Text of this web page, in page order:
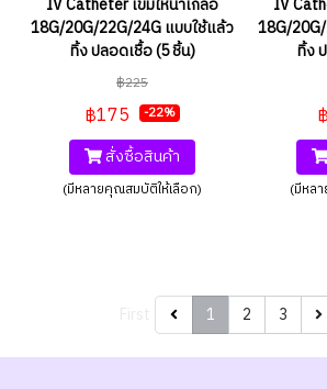
18G/20G/22G/24G แบบใช้แล้ว
ทิ้ง ปลอดเชื้อ (5 ชิ้น)
฿225
฿175 -22%
สั่งซื้อสินค้า
(มีหลายคุณสมบัติให้เลือก)
18G/
ทิ้ง
(มีหล
1 2 3